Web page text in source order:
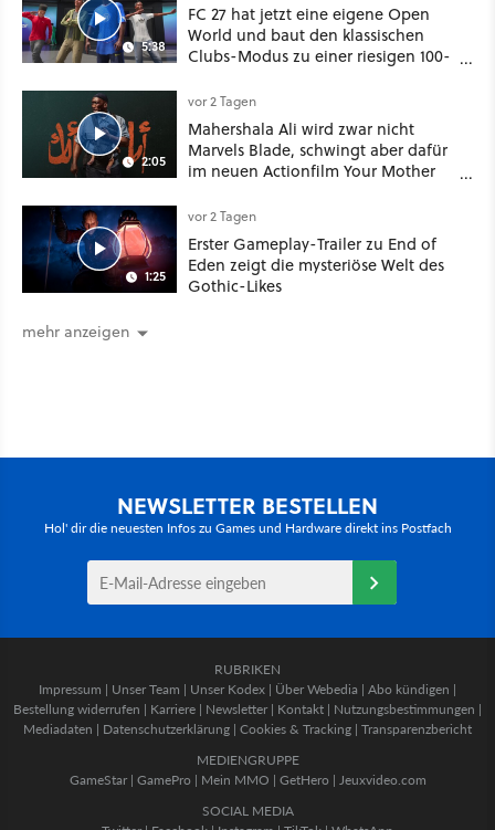
5:38
FC 27 hat jetzt eine eigene Open
World und baut den klassischen
Clubs-Modus zu einer riesigen 100-
2:05
vor 2 Tagen
Mahershala Ali wird zwar nicht
Marvels Blade, schwingt aber dafür
im neuen Actionfilm Your Mother
Schwert
1:25
vor 2 Tagen
Erster Gameplay-Trailer zu End of
Eden zeigt die mysteriöse Welt des
Gothic-Likes
mehr anzeigen
NEWSLETTER BESTELLEN
Hol' dir die neuesten Infos zu Games und Hardware direkt ins Postfach
RUBRIKEN
Impressum | Unser Team | Unser Kodex | Über Webedia | Abo kündigen |
Bestellung widerrufen | Karriere | Newsletter | Kontakt | Nutzungsbestimmungen |
Mediadaten | Datenschutzerklärung | Cookies & Tracking | Transparenzbericht
MEDIENGRUPPE
GameStar| GamePro | Mein MMO | GetHero | Jeuxvideo.com
SOCIAL MEDIA